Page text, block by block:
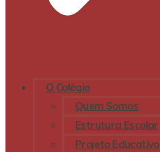
O Colégio
Quem Somos
Estrutura Escolar
Projeto Educativo